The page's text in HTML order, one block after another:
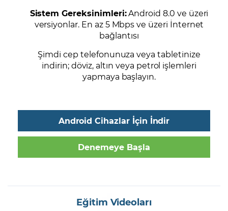
Sistem Gereksinimleri:Android 8.0 ve üzeri
versiyonlar. En az 5 Mbps ve üzeri İnternet
bağlantısı
Şimdi cep telefonunuza veya tabletinize
indirin; döviz, altın veya petrol işlemleri
yapmaya başlayın.
Android Cihazlar İçin İndir
Denemeye Başla
Eğitim Videoları